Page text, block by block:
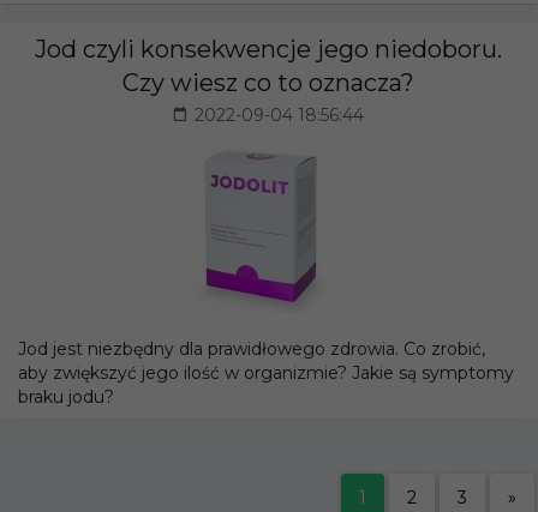
Jod czyli konsekwencje jego niedoboru.
Czy wiesz co to oznacza?
2022-09-04 18:56:44
Jod jest niezbędny dla prawidłowego zdrowia. Co zrobić,
aby zwiększyć jego ilość w organizmie? Jakie są symptomy
braku jodu?
1 2 3 »